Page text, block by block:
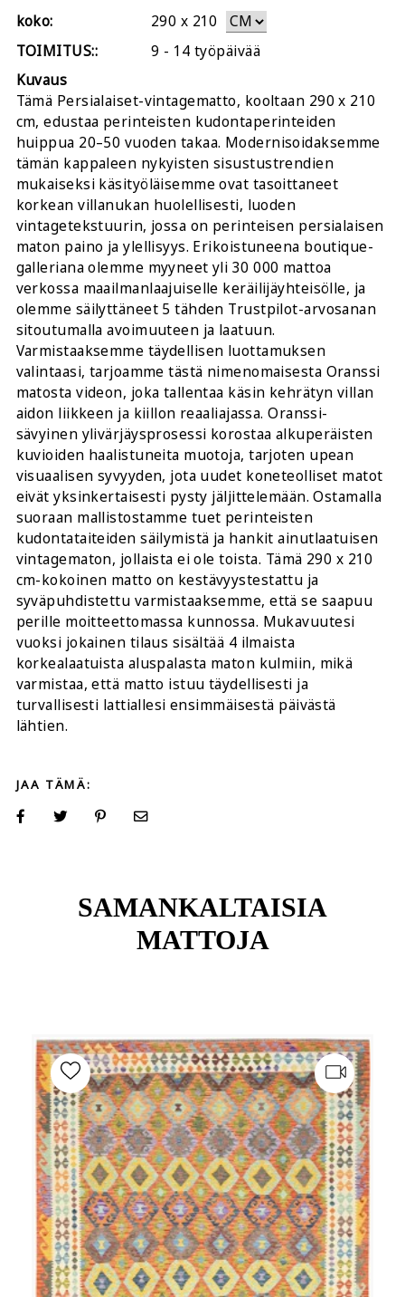
koko:
290 x 210
TOIMITUS::
9 - 14 työpäivää
Kuvaus
Tämä Persialaiset-vintagematto, kooltaan 290 x 210
cm, edustaa perinteisten kudontaperinteiden
huippua 20–50 vuoden takaa. Modernisoidaksemme
tämän kappaleen nykyisten sisustustrendien
mukaiseksi käsityöläisemme ovat tasoittaneet
korkean villanukan huolellisesti, luoden
vintagetekstuurin, jossa on perinteisen persialaisen
maton paino ja ylellisyys. Erikoistuneena boutique-
galleriana olemme myyneet yli 30 000 mattoa
verkossa maailmanlaajuiselle keräilijäyhteisölle, ja
olemme säilyttäneet 5 tähden Trustpilot-arvosanan
sitoutumalla avoimuuteen ja laatuun.
Varmistaaksemme täydellisen luottamuksen
valintaasi, tarjoamme tästä nimenomaisesta Oranssi
matosta videon, joka tallentaa käsin kehrätyn villan
aidon liikkeen ja kiillon reaaliajassa. Oranssi-
sävyinen ylivärjäysprosessi korostaa alkuperäisten
kuvioiden haalistuneita muotoja, tarjoten upean
visuaalisen syvyyden, jota uudet koneteolliset matot
eivät yksinkertaisesti pysty jäljittelemään. Ostamalla
suoraan mallistostamme tuet perinteisten
kudontataiteiden säilymistä ja hankit ainutlaatuisen
vintagematon, jollaista ei ole toista. Tämä 290 x 210
cm-kokoinen matto on kestävyystestattu ja
syväpuhdistettu varmistaaksemme, että se saapuu
perille moitteettomassa kunnossa. Mukavuutesi
vuoksi jokainen tilaus sisältää 4 ilmaista
korkealaatuista aluspalasta maton kulmiin, mikä
varmistaa, että matto istuu täydellisesti ja
turvallisesti lattiallesi ensimmäisestä päivästä
lähtien.
JAA TÄMÄ:
SAMANKALTAISIA
MATTOJA